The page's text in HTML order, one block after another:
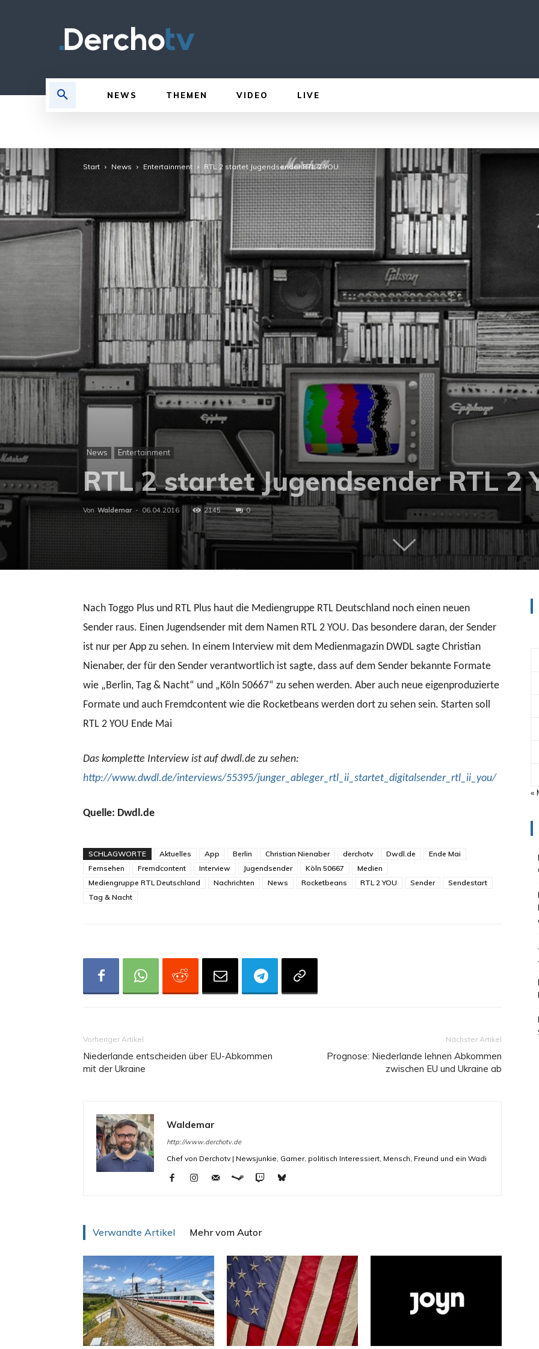
NEWS THEMEN VIDEO LIVE
Start News Entertainment RTL 2 startet Jugendsender RTL 2 YOU
News Entertainment
RTL 2 startet Jugendsender RTL 2
Von Waldemar - 06.04.2016 2145 0
Nach Toggo Plus und RTL Plus haut die Mediengruppe RTL Deutschland noch einen neuen
Sender raus. Einen Jugendsender mit dem Namen RTL 2 YOU. Das besondere daran, der Sender
ist nur per App zu sehen. In einem Interview mit dem Medienmagazin DWDL sagte Christian
Nienaber, der für den Sender verantwortlich ist sagte, dass auf dem Sender bekannte Formate
wie „Berlin, Tag & Nacht“ und „Köln 50667“ zu sehen werden. Aber auch neue eigenproduzierte
Formate und auch Fremdcontent wie die Rocketbeans werden dort zu sehen sein. Starten soll
RTL 2 YOU Ende Mai
Das komplette Interview ist auf dwdl.de zu sehen:
http://www.dwdl.de/interviews/55395/junger_ableger_rtl_ii_startet_digitalsender_rtl_ii_you/
Quelle: Dwdl.de
SCHLAGWORTE Aktuelles App Berlin Christian Nienaber derchotv Dwdl.de
Ende Mai
Fernsehen
Fremdcontent Interview Jugendsender Köln 50667
Medien
Mediengruppe RTL Deutschland
Nachrichten News Rocketbeans RTL 2 YOU Sender
Sendestart
Tag & Nacht
Vorheriger Artikel
Niederlande entscheiden über EU-Abkommen
mit der Ukraine
Nächster Artikel
Prognose: Niederlande lehnen Abkommen
zwischen EU und Ukraine ab
Waldemar
http://www.derchotv.de
Chef von Derchotv | Newsjunkie, Gamer, politisch Interessiert, Mensch, Freund und ein Wadi
Verwandte Artikel Mehr vom Autor
«